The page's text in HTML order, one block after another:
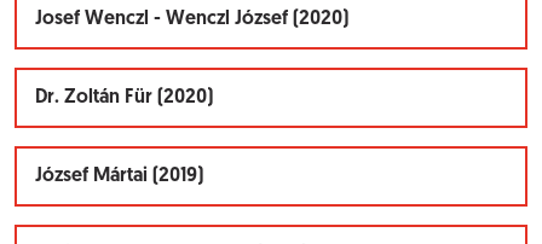
Josef Wenczl - Wenczl József (2020)
Dr. Zoltán Für (2020)
József Mártai (2019)